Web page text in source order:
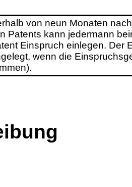
von neun Monaten
Patents kann jedermann
Einspruch einlegen. Der
wenn die